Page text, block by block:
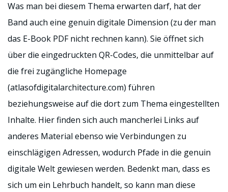
Was man bei diesem Thema erwarten darf, hat der
Band auch eine genuin digitale Dimension (zu der man
das E-Book PDF nicht rechnen kann). Sie öffnet sich
über die eingedruckten QR-Codes, die unmittelbar auf
die frei zugängliche Homepage
(atlasofdigitalarchitecture.com) führen
beziehungsweise auf die dort zum Thema eingestellten
Inhalte. Hier finden sich auch mancherlei Links auf
anderes Material ebenso wie Verbindungen zu
einschlägigen Adressen, wodurch Pfade in die genuin
digitale Welt gewiesen werden. Bedenkt man, dass es
sich um ein Lehrbuch handelt, so kann man diese